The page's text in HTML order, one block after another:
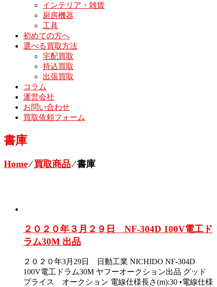
インテリア・雑貨
厨房機器
工具
初めての方へ
選べる買取方法
宅配買取
持込買取
出張買取
コラム
運営会社
お問い合わせ
買取依頼フォーム
書庫
Home⁄買取商品⁄書庫
２０２０年３月２９日 NF-304D 100V電工ド
ラム30M 出品
２０２０年3月29日 日動工業 NICHIDO NF-304D
100V電工ドラム30M ヤフーオークション出品 グッド
プライス オークション 電線仕様長さ(m):30 •電線仕様